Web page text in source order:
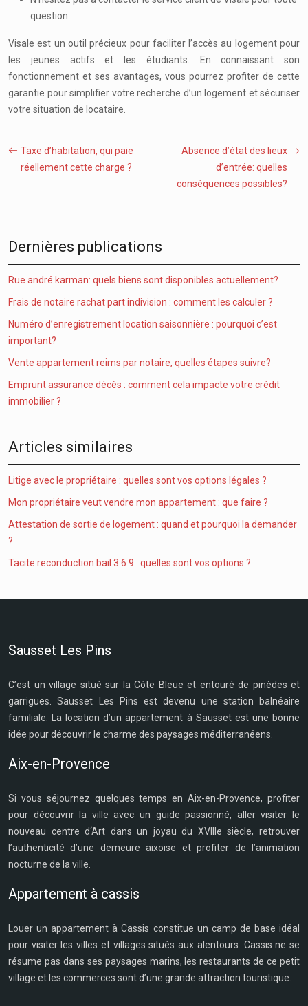
question.
Visale est un outil précieux pour faciliter l’accès au logement pour
les jeunes actifs et les étudiants. En connaissant son
fonctionnement et ses avantages, vous pourrez profiter de cette
garantie pour simplifier votre recherche d’un logement et sécuriser
votre situation de locataire.
Taxe d’habitation, qui paie
réellement cette charge ?
Absence d’état des lieux
d’entrée: quelles
conséquences possibles?
Dernières publications
Rue andré karman: quels biens sont disponibles actuellement?
Frais de notaire rachat part indivision : comment les calculer ?
Numéro d’enregistrement location saisonnière : pourquoi c’est
important?
Vente appartement reims par notaire, quelles étapes suivre?
Emprunt assurance décès : comment cela impacte votre crédit
immobilier ?
Articles similaires
Litige avec le propriétaire : quelles sont vos options légales ?
Mon propriétaire veut vendre mon appartement : que faire ?
Attestation de sortie de logement : quand et pourquoi la demander
?
Tacite reconduction bail 3 6 9 : quelles sont vos options ?
Sausset Les Pins
C’est un village situé sur la Côte Bleue et entouré de pinèdes et
garrigues. Sausset Les Pins est devenu une station balnéaire
familiale. La location d’un appartement à Sausset est une bonne
idée pour découvrir le charme des paysages méditerranéens.
Aix-en-Provence
Si vous séjournez quelques temps en Aix-en-Provence, profiter
pour découvrir la ville avec un guide passionné, aller visiter le
nouveau centre d‘Art dans un joyau du XVIIIe siècle, retrouver
l’authenticité d’une demeure aixoise et profiter de l’animation
nocturne de la ville.
Appartement à cassis
Louer un appartement à Cassis constitue un camp de base idéal
pour visiter les villes et villages situés aux alentours. Cassis ne se
résume pas dans ses paysages marins, les restaurants de ce petit
village et les commerces sont d’une grande attraction touristique.